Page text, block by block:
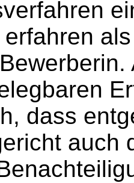
dass
auch